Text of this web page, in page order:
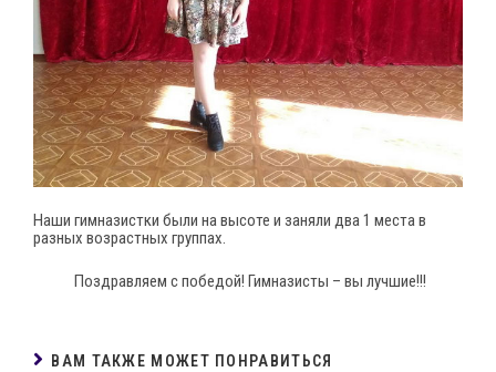
Наши гимназистки были на высоте и заняли два 1 места в
разных возрастных группах.
Поздравляем с победой! Гимназисты – вы лучшие!!!
ВАМ ТАКЖЕ МОЖЕТ ПОНРАВИТЬСЯ